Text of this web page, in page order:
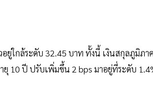
ยู่ใกล้ระดับ 32.45 บาท ทั้งนี้ เงินสกุลภูมิภา
10 ปี ปรับเพิ่มขึ้น 2 bps มาอยู่ที่ระดับ